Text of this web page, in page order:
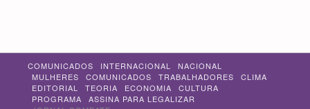
COMUNICADOS INTERNACIONAL
NACIONAL
MULHERES
COMUNICADOS TRABALHADORES
CLIMA
EDITORIAL
TEORIA ECONOMIA
CULTURA
PROGRAMA
ASSINA PARA LEGALIZAR